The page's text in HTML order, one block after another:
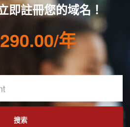
即註冊您的域名！
年
搜索